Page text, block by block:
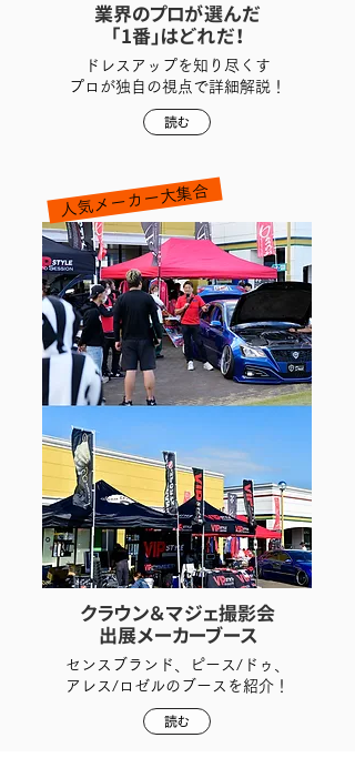
業界のプロが選んだ
「1番」はどれだ！
ドレスアップを知り尽くす
プロが独自の視点で詳細解説！
読む
クラウン＆マジェ撮影会
出展メーカーブース
センスブランド、ピース/ドゥ、
アレス/ロゼルのブースを紹介！
読む
人気メーカー大集合